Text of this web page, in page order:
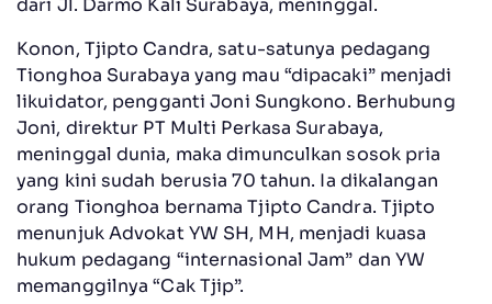
dari Jl. Darmo Kali Surabaya, meninggal.
Konon, Tjipto Candra, satu-satunya pedagang
Tionghoa Surabaya yang mau “dipacaki” menjadi
likuidator, pengganti Joni Sungkono. Berhubung
Joni, direktur PT Multi Perkasa Surabaya,
meninggal dunia, maka dimunculkan sosok pria
yang kini sudah berusia 70 tahun. Ia dikalangan
orang Tionghoa bernama Tjipto Candra. Tjipto
menunjuk Advokat YW SH, MH, menjadi kuasa
hukum pedagang “internasional Jam” dan YW
memanggilnya “Cak Tjip”.